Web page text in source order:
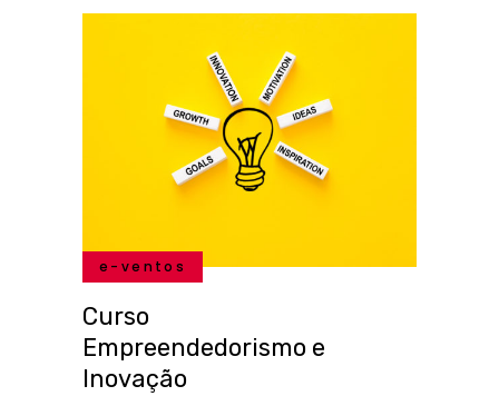
e-ventos
Curso
Empreendedorismo e
Inovação